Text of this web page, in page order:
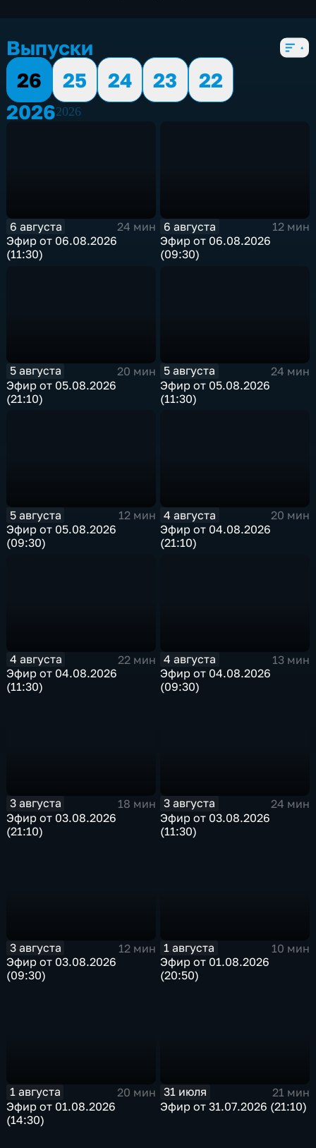
Выпуски
26
25 24 23
22
20262026
6 августа
24 мин
Эфир от 06.08.2026
(11:30)
6 августа
12 мин
Эфир от 06.08.2026
(09:30)
5 августа
20 мин
Эфир от 05.08.2026
(21:10)
5 августа
24 мин
Эфир от 05.08.2026
(11:30)
5 августа
12 мин
Эфир от 05.08.2026
(09:30)
4 августа
20 мин
Эфир от 04.08.2026
(21:10)
4 августа
22 мин
Эфир от 04.08.2026
(11:30)
4 августа
13 мин
Эфир от 04.08.2026
(09:30)
3 августа
18 мин
Эфир от 03.08.2026
(21:10)
3 августа
24 мин
Эфир от 03.08.2026
(11:30)
3 августа
12 мин
Эфир от 03.08.2026
(09:30)
1 августа
10 мин
Эфир от 01.08.2026
(20:50)
1 августа
20 мин
Эфир от 01.08.2026
(14:30)
31 июля
21 мин
Эфир от 31.07.2026 (21:10)